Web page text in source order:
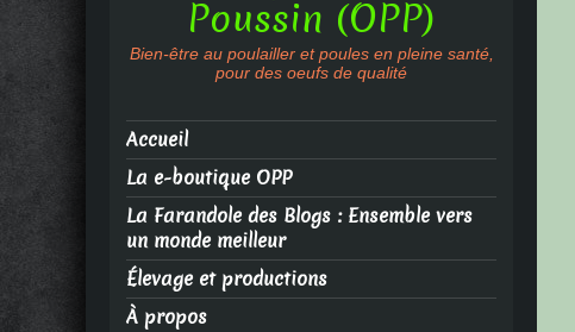
Poussin (OPP)
Bien-être au poulailler et poules en pleine santé,
pour des oeufs de qualité
Accueil
La e-boutique OPP
La Farandole des Blogs : Ensemble vers
un monde meilleur
Élevage et productions
À propos